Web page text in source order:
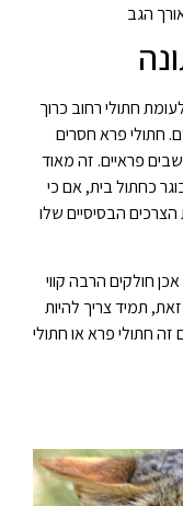
הגב
חתולי רחוב כרוך
חתולי פרא חסרים
פראיים. זה מאוד
כחתול בית, אם כי
הבסיסיים שלו
חולקים הרבה קווי
תמיד צריך להיות
חתולי פרא או חתולי